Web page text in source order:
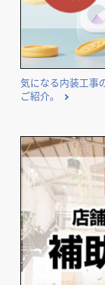
エリア・業種な
開しています。
気になる内装工事
ご紹介。